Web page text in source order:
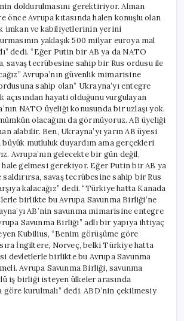
doldurulmasını gerektiriyor. Alman
önce Avrupa kıtasında halen konuşlu olan
imkan ve kabiliyetlerinin yerini
yaklaşık 500 milyar euroya mal
dedi. “Eğer Putin bir AB ya da NATO
savaş tecrübesine sahip bir Rus ordusu ile
Avrupa’nın güvenlik mimarisine
sahip olan” Ukrayna’yı entegre
açısından hayati olduğunu vurgulayan
NATO üyeliği konusunda bir uzlaşı yok.
olacağını da görmüyoruz. AB üyeliği
alabilir. Ben, Ukrayna’yı yarın AB üyesi
mutluluk duyardım ama gerçekleri
Avrupa’nın gelecekte bir gün değil,
hale gelmesi gerekiyor. Eğer Putin bir AB ya
savaş tecrübesine sahip bir Rus
kalacağız” dedi. “Türkiye hatta Kanada
birlikte bu Avrupa Savunma Birliği’ne
AB’nin savunma mimarisine entegre
Savunma Birliği” adlı bir yapıya ihtiyaç
Kubilius, “Benim görüşüme göre
sıra İngiltere, Norveç, belki Türkiye hatta
devletlerle birlikte bu Avrupa Savunma
Avrupa Savunma Birliği, savunma
iş birliği isteyen ülkeler arasında
göre kurulmalı” dedi. ABD’nin çekilmesiy